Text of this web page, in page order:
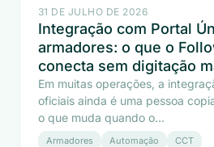
31 DE JULHO DE 2026
Integração com Portal
armadores: o que o
conecta sem digitação
Em muitas operações, a
oficiais ainda é uma pessoa
o que muda quando o...
Armadores Automação CCT